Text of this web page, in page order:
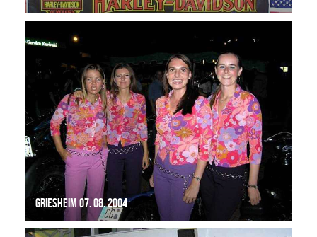
Griesheim 07. 08. 2004